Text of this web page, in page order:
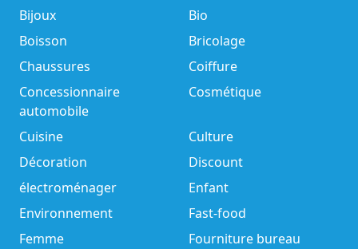
Bijoux
Bio
Boisson
Bricolage
Chaussures
Coiffure
Concessionnaire
automobile
Cosmétique
Cuisine
Culture
Décoration
Discount
électroménager
Enfant
Environnement
Fast-food
Femme
Fourniture bureau